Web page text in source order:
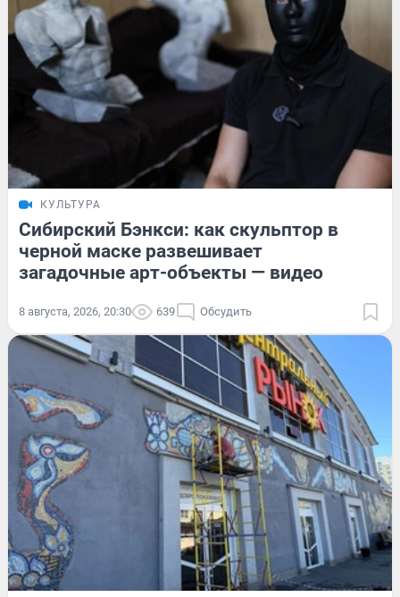
КУЛЬТУРА
Сибирский Бэнкси: как скульптор в
черной маске развешивает
загадочные арт-объекты — видео
8 августа, 2026, 20:30 639 Обсудить